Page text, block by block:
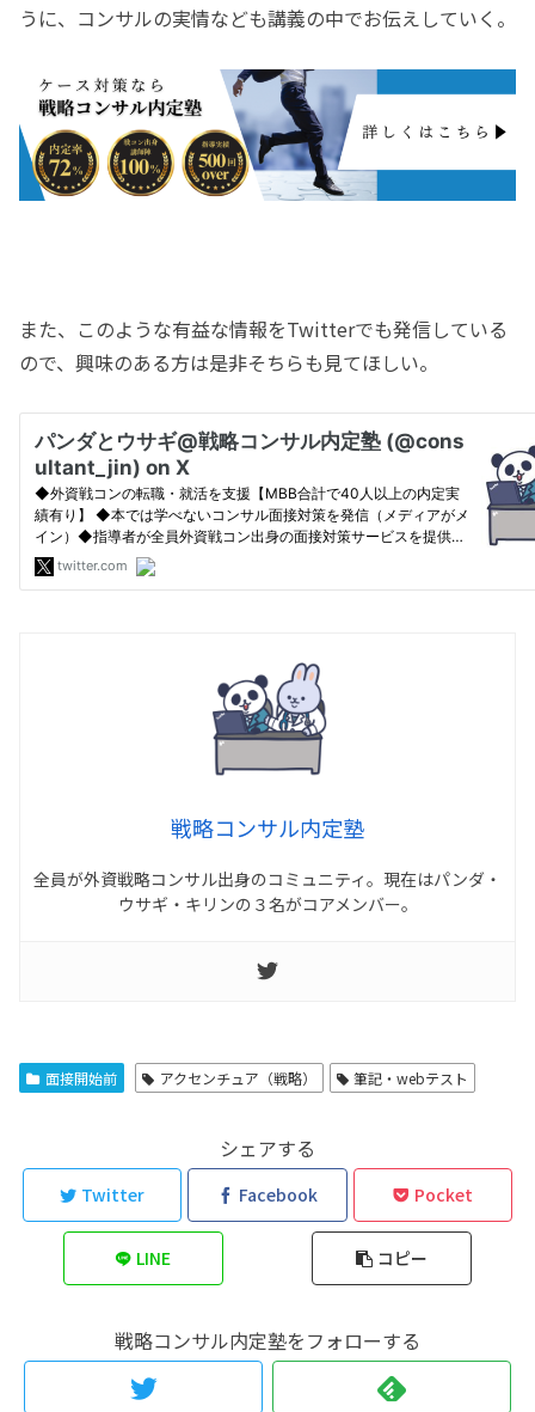
うに、コンサルの実情なども講義の中でお伝えしていく。
また、このような有益な情報をTwitterでも発信している
ので、興味のある方は是非そちらも見てほしい。
戦略コンサル内定塾
全員が外資戦略コンサル出身のコミュニティ。現在はパンダ・
ウサギ・キリンの３名がコアメンバー。
面接開始前 アクセンチュア（戦略） 筆記・webテスト
シェアする
Twitter Facebook Pocket
LINE コピー
戦略コンサル内定塾をフォローする